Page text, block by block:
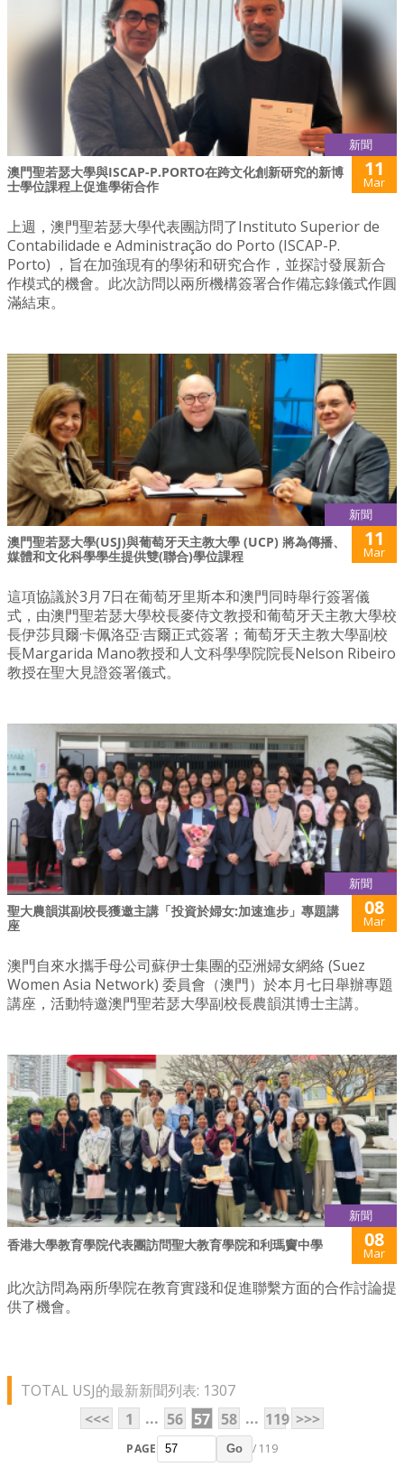
新聞
澳門聖若瑟大學與ISCAP-P.PORTO在跨文化創新研究的新博
士學位課程上促進學術合作
11
Mar
上週，澳門聖若瑟大學代表團訪問了Instituto Superior de
Contabilidade e Administração do Porto (ISCAP-P.
Porto) ，旨在加強現有的學術和研究合作，並探討發展新合
作模式的機會。此次訪問以兩所機構簽署合作備忘錄儀式作圓
滿結束。
新聞
澳門聖若瑟大學(USJ)與葡萄牙天主教大學 (UCP) 將為傳播、
媒體和文化科學學生提供雙(聯合)學位課程
11
Mar
這項協議於3月7日在葡萄牙里斯本和澳門同時舉行簽署儀
式，由澳門聖若瑟大學校長麥侍文教授和葡萄牙天主教大學校
長伊莎貝爾·卡佩洛亞·吉爾正式簽署；葡萄牙天主教大學副校
長Margarida Mano教授和人文科學學院院長Nelson Ribeiro
教授在聖大見證簽署儀式。
新聞
聖大農韻淇副校長獲邀主講「投資於婦女:加速進步」專題講
座
08
Mar
澳門自來水攜手母公司蘇伊士集團的亞洲婦女網絡 (Suez
Women Asia Network) 委員會（澳門）於本月七日舉辦專題
講座，活動特邀澳門聖若瑟大學副校長農韻淇博士主講。
新聞
香港大學教育學院代表團訪問聖大教育學院和利瑪竇中學 08
Mar
此次訪問為兩所學院在教育實踐和促進聯繫方面的合作討論提
供了機會。
TOTAL USJ的最新新聞列表: 1307
<<<
1 ... 56 57 58 ... 119 >>>
PAGE Go / 119